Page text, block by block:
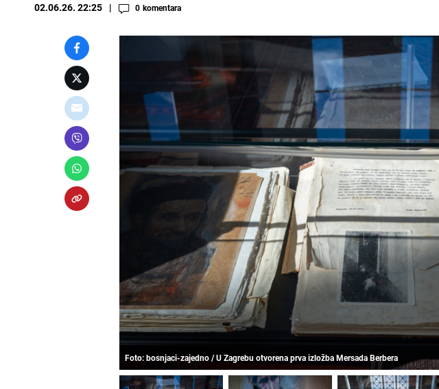
02.06.26. 22:25 0 komentara
Foto: bosnjaci-zajedno / U Zagrebu otvorena prva izložba Mersada Berbera